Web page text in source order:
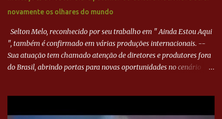
goleiro rival, que novamente defendeu. No fim, Jefferson teve
outra boa chance, mas parou no goleiro. Gol para matar espera...
novamente os olhares do mundo
Selton Melo, reconhecido por seu trabalho em " Ainda Estou Aqui
", também é confirmado em várias produções internacionais. --
Sua atuação tem chamado atenção de diretores e produtores fora
do Brasil, abrindo portas para novas oportunidades no cenário